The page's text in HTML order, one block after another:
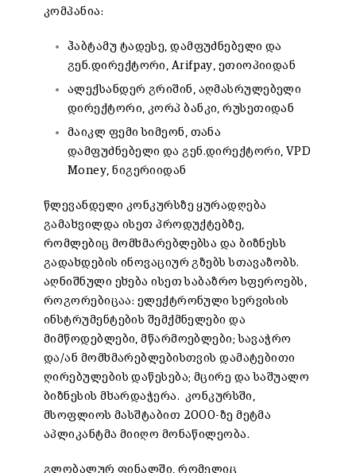
კომპანია:
ჰაბტამუ ტადესე, დამფუძნებელი და
გენ.დირექტორი, Arifpay, ეთიოპიიდან
ალექსანდერ გრიშინ, აღმასრულებელი
დირექტორი, კორპ ბანკი, რუსეთიდან
მაიკლ ფემი სიმეონ, თანა
დამფუძნებელი და გენ.დირექტორი, VPD
Money, ნიგერიიდან
წლევანდელი კონკურსზე ყურადღება
გამახვილდა ისეთ პროდუქტებზე,
რომლებიც მომხმარებლებსა და ბიზნესს
გადახდების ინოვაციურ გზებს სთავაზობს.
აღნიშნული ეხება ისეთ საბაზრო სფეროებს,
როგორებიცაა: ელექტრონული სერვისის
ინსტრუმენტების შემქმნელები და
მიმწოდებლები, მწარმოებლები; სავაჭრო
და/ან მომხმარებლებისთვის დამატებითი
ღირებულების დაწესება; მცირე და საშუალო
ბიზნესის მხარდაჭერა. კონკურსში,
მსოფლიოს მასშტაბით 2000-ზე მეტმა
აპლიკანტმა მიიღო მონაწილეობა.
გლობალურ ფინალში, რომელიც